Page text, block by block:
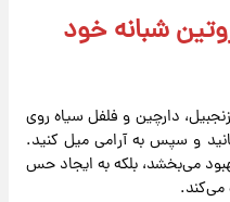
شبانه خود
دارچین و فلفل سیاه روی
۱۰ دقیقه بجوشانید و سپس به آرامی میل کنید.
می‌بخشد، بلکه به ایجاد حس